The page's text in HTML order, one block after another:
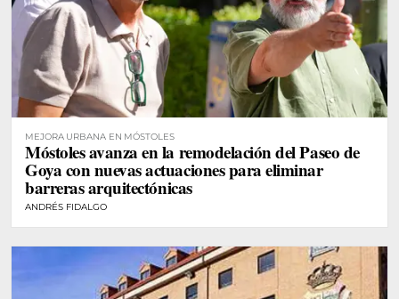
MEJORA URBANA EN MÓSTOLES
Móstoles avanza en la remodelación del Paseo de
Goya con nuevas actuaciones para eliminar
barreras arquitectónicas
ANDRÉS FIDALGO